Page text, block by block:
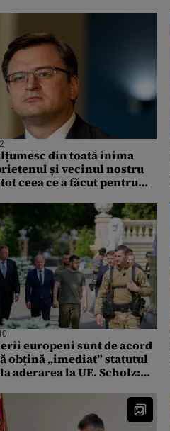
din toată inima
și vecinul nostru
ceea ce a făcut pentru
europeni sunt de acord
obțină „imediat” statutul
aderarea la UE. Scholz: